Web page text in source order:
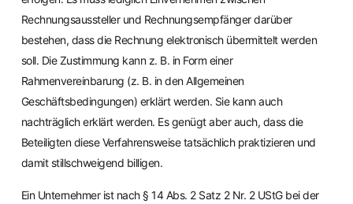
Rechnungsaussteller und Rechnungsempfänger darüber
bestehen, dass die Rechnung elektronisch übermittelt werden
soll. Die Zustimmung kann z. B. in Form einer
Rahmenvereinbarung (z. B. in den Allgemeinen
Geschäftsbedingungen) erklärt werden. Sie kann auch
nachträglich erklärt werden. Es genügt aber auch, dass die
Beteiligten diese Verfahrensweise tatsächlich praktizieren und
damit stillschweigend billigen.
Ein Unternehmer ist nach § 14 Abs. 2 Satz 2 Nr. 2 UStG bei der